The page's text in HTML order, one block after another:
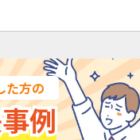
た方の
例